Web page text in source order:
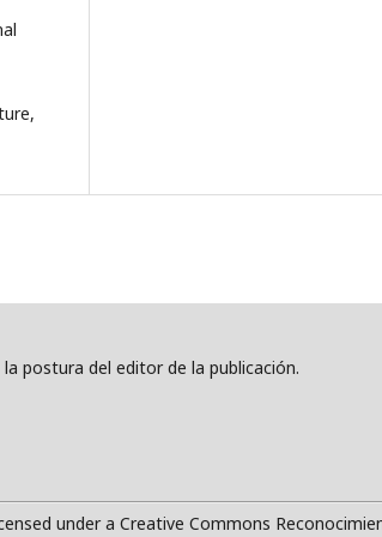
postura del editor de la publicación.
under a Creative Commons